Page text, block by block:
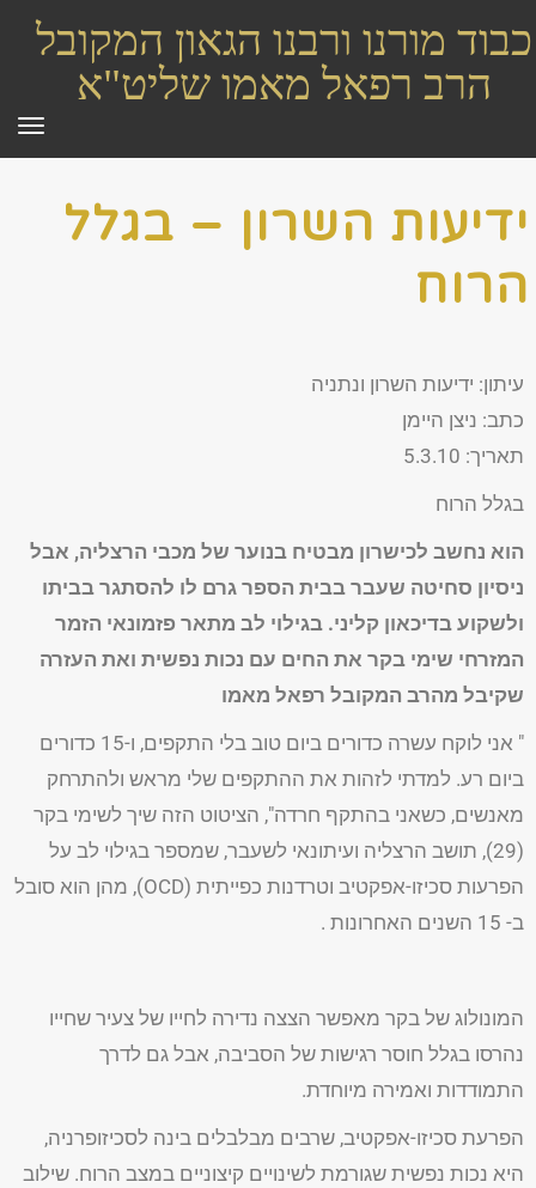
כבוד מורנו ורבנו הגאון המקובל
הרב רפאל מאמו שליט"א
ידיעות השרון – בגלל
הרוח
עיתון: ידיעות השרון ונתניה
כתב: ניצן היימן
תאריך: 5.3.10
בגלל הרוח
הוא נחשב לכישרון מבטיח בנוער של מכבי הרצליה, אבל
ניסיון סחיטה שעבר בבית הספר גרם לו להסתגר בביתו
ולשקוע בדיכאון קליני. בגילוי לב מתאר פזמונאי הזמר
המזרחי שימי בקר את החים עם נכות נפשית ואת העזרה
שקיבל מהרב המקובל רפאל מאמו
" אני לוקח עשרה כדורים ביום טוב בלי התקפים, ו-15 כדורים
ביום רע. למדתי לזהות את ההתקפים שלי מראש ולהתרחק
מאנשים, כשאני בהתקף חרדה", הציטוט הזה שיך לשימי בקר
(29), תושב הרצליה ועיתונאי לשעבר, שמספר בגילוי לב על
הפרעות סכיזו-אפקטיב וטרדנות כפייתית (OCD), מהן הוא סובל
ב- 15 השנים האחרונות .
המונולוג של בקר מאפשר הצצה נדירה לחייו של צעיר שחייו
נהרסו בגלל חוסר רגישות של הסביבה, אבל גם לדרך
התמודדות ואמירה מיוחדת.
הפרעת סכיזו-אפקטיב, שרבים מבלבלים בינה לסכיזופרניה,
היא נכות נפשית שגורמת לשינויים קיצוניים במצב הרוח. שילוב